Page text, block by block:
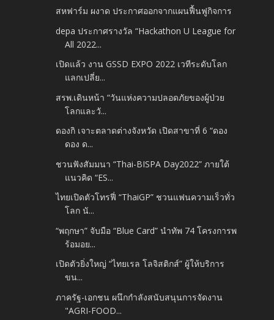
สหฟาร์ม ผงาด ประกาศออกจากแผนฟื้นฟูกิจการ
depa ประกาศรางวัล “Hackathon U League for
All 2022...
เปิดแล้ว งาน GSSD EXPO 2022 เวทีระดับโลก
แลกเปลี่ย...
สรพ.เดินหน้า “วันแห่งความปลอดภัยของผู้ป่วย
โลกและวั...
ดองกิ เจาะตลาดต่างจังหวัด เปิดสาขาที่ 6 “ดอง
ดอง ด...
ชวนฟังสัมมนา “Thai-BISPA Day2022” ภายใต้
แนวคิด “ES...
ไทยเปิดตัวโทรฟี่ “ThaiGP” ชวนแฟนความเร็วทั่ว
โลก นั...
“พฤกษา” จับมือ “Blue Card” นำทัพ 74 โครงการพ
ร้อมอย...
เปิดตัวยิ่งใหญ่ “ไทยเรล โลจิสติกส์” ผู้ให้บริการ
ขน...
ภาครัฐ-เอกชน ผนึกกำลังสนับสนุนการจัดงาน
"AGRI-FOOD...